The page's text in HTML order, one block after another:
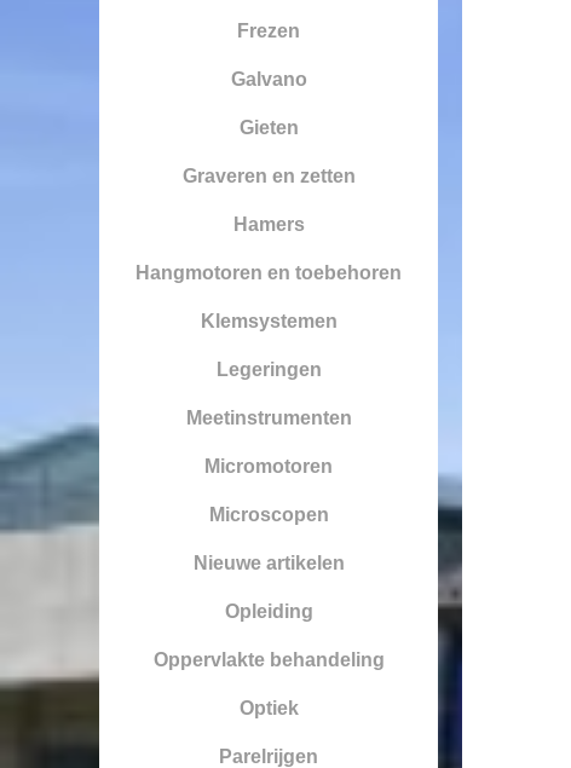
Frezen
Galvano
Gieten
Graveren en zetten
Hamers
Hangmotoren en toebehoren
Klemsystemen
Legeringen
Meetinstrumenten
Micromotoren
Microscopen
Nieuwe artikelen
Opleiding
Oppervlakte behandeling
Optiek
Parelrijgen